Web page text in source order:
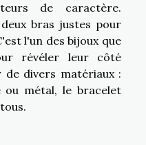
de caractère.
bras justes pour
l'un des bijoux que
révéler leur côté
de divers matériaux :
métal, le bracelet